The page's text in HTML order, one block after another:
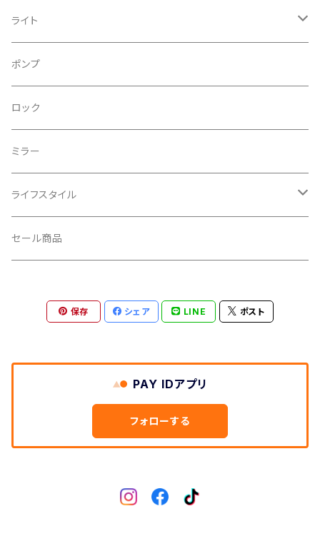
CONTINENTAL/コンチネンタル
CRANE/クレーン
CRANKBROTHERS/クランクブラザーズ
CROSS SECTION/クロスセクション
CLIK/クリック
CUSH CORE/クッシュコア
DEFEET/デフィート
DIXNA/ディズナ
DKG/ディーケージー
サコッシュ
バックパック
フレームバッグ
輪行袋
輪行小物
バイクカバー
その他
ライト
フロントライト
テールライト
ポンプ
ロック
ミラー
ライフスタイル
キャップ
アクセサリー
セール商品
保存 シェア LINE ポスト
PAY IDアプリ
フォローする